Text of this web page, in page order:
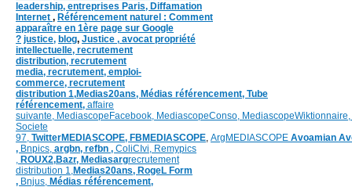
leadership, entreprises Paris, Diffamation
Internet , Référencement naturel : Comment
apparaître en 1ère page sur Google
? justice, blog, Justice , avocat propriété
intellectuelle, recrutement
distribution, recrutement
media, recrutement, emploi-
commerce, recrutement
distribution 1,Medias20ans, Médias référencement, Tube
référencement, affaire
suivante, MediascopeFacebook, MediascopeConso, MediascopeWiktionnaire,
Societe
97, TwitterMEDIASCOPE, FBMEDIASCOPE, ArgMEDIASCOPE Avoamian
, Bnpics, argbn, refbn , ColiCIvi, Remypics
, ROUX2,Bazr, Mediasargrecrutement
distribution 1,Medias20ans, RogeL Form
, Bnjus, Médias référencement,